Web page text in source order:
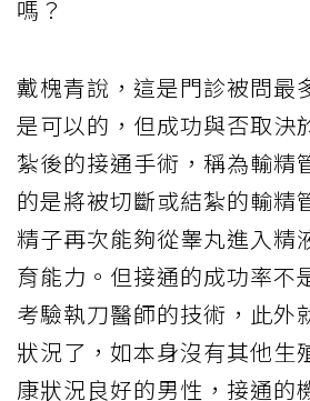
嗎？
戴槐青說，這是門診被問最
是可以的，但成功與否取決
紮後的接通手術，稱為輸精
的是將被切斷或結紮的輸精
精子再次能夠從睾丸進入精
育能力。但接通的成功率不
考驗執刀醫師的技術，此外
狀況了，如本身沒有其他生
康狀況良好的男性，接通的